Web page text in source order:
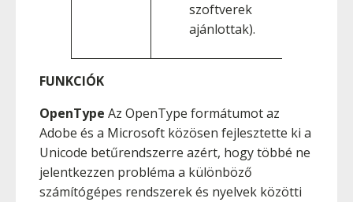
szoftverek
ajánlottak).
FUNKCIÓK
OpenType Az OpenType formátumot az
Adobe és a Microsoft közösen fejlesztette ki a
Unicode betűrendszerre azért, hogy többé ne
jelentkezzen probléma a különböző
számítógépes rendszerek és nyelvek közötti